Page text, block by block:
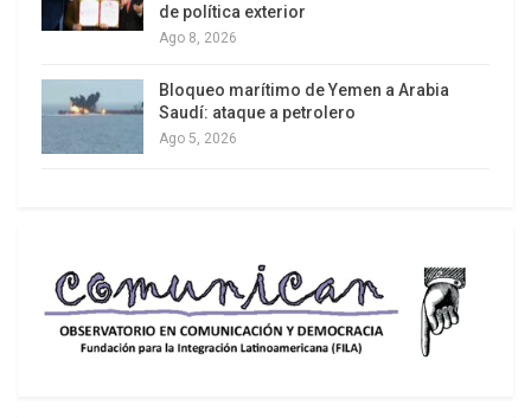
de política exterior
Ago 8, 2026
Bloqueo marítimo de Yemen a Arabia
Saudí: ataque a petrolero
Ago 5, 2026